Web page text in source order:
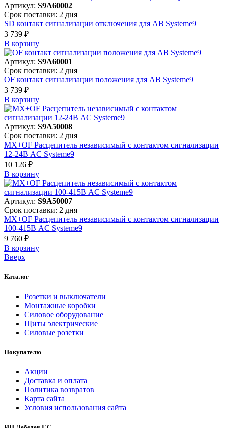
Артикул: S9A60002
Срок поставки: 2 дня
SD контакт сигнализации отключения для АВ Systeme9
3 739 ₽
В корзинy
Артикул: S9A60001
Срок поставки: 2 дня
OF контакт сигнализации положения для АВ Systeme9
3 739 ₽
В корзинy
Артикул: S9A50008
Срок поставки: 2 дня
MX+OF Расцепитель независимый с контактом сигнализации
12-24В AC Systeme9
10 126 ₽
В корзинy
Артикул: S9A50007
Срок поставки: 2 дня
MX+OF Расцепитель независимый с контактом сигнализации
100-415В AC Systeme9
9 760 ₽
В корзинy
Вверх
Каталог
Розетки и выключатели
Монтажные коробки
Силовое оборудование
Щиты электрические
Силовые розетки
Покупателю
Акции
Доставка и оплата
Политика возвратов
Карта сайта
Условия использования сайта